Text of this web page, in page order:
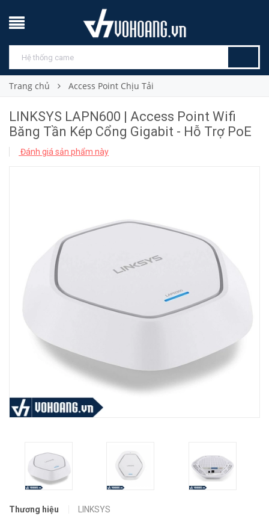
Trang chủ Access Point Chịu Tải
LINKSYS LAPN600 | Access Point Wifi
Băng Tần Kép Cổng Gigabit - Hỗ Trợ PoE
Đánh giá sản phẩm này
Thương hiệu
LINKSYS